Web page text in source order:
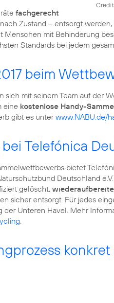
fachgerecht
Zustand – entsorgt
Menschen mit Behinderung
Standards bei jedem
beim
sich mit seinem Team auf der
eine kostenlose Handy-
gibt es unterwww.NABU.de/
Telefónica
bietet
Deutschland
gelöscht,
sicher entsorgt. Für jedes
der Unteren Havel. Mehr
.